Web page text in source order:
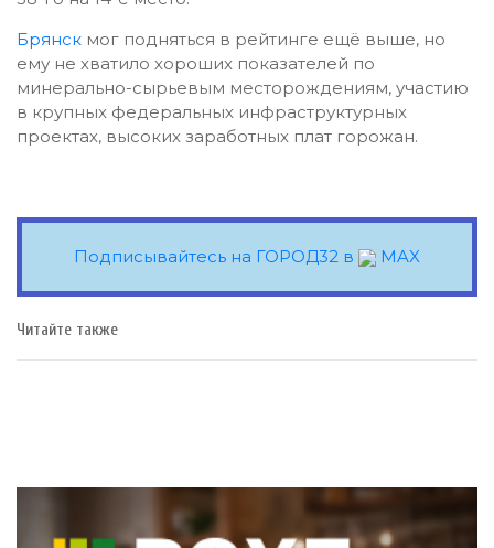
Брянск мог подняться в рейтинге ещё выше, но
ему не хватило хороших показателей по
минерально-сырьевым месторождениям, участию
в крупных федеральных инфраструктурных
проектах, высоких заработных плат горожан.
Подписывайтесь на ГОРОД32 в MAX
Читайте также